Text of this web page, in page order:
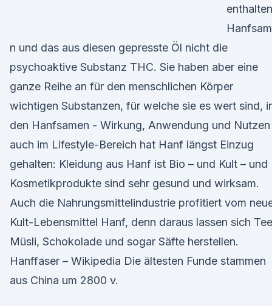
enthalten
n und das aus diesen gepresste Öl nicht die
psychoaktive Substanz THC. Sie haben aber eine
ganze Reihe an für den menschlichen Körper
wichtigen Substanzen, für welche sie es wert sind,
den Hanfsamen - Wirkung, Anwendung und Nutzen
auch im Lifestyle-Bereich hat Hanf längst Einzug
gehalten: Kleidung aus Hanf ist Bio – und Kult – und
Kosmetikprodukte sind sehr gesund und wirksam.
Auch die Nahrungsmittelindustrie profitiert vom
Kult-Lebensmittel Hanf, denn daraus lassen sich
Müsli, Schokolade und sogar Säfte herstellen.
Hanffaser – Wikipedia Die ältesten Funde stammen
aus China um 2800 v.